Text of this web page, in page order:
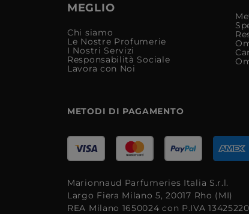
MEGLIO
Chi siamo
Le Nostre Profumerie
I Nostri Servizi
Responsabilità Sociale
Lavora con Noi
METODI DI PAGAMENTO
Marionnaud Parfumeries Italia S.r.l.
Largo Fiera Milano 5, 20017 Rho (MI)
REA Milano 1650024 con P.IVA